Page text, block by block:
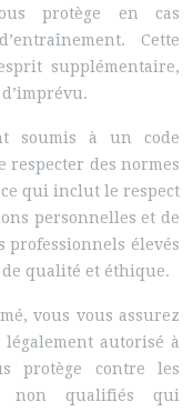
protège en cas
Cette
supplémentaire,
soumis à un code
respecter des normes
qui inclut le respect
personnelles et de
professionnels élevés
qualité et éthique.
vous vous assurez
autorisé à
protège contre les
non qualifiés qui